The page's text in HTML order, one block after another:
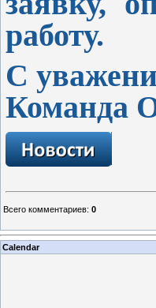
работу.
С
Команда
Всего комментариев: 0
Calendar